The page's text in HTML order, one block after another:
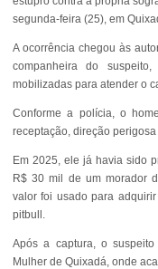
segunda-feira (25), em
A ocorrência chegou às
companheira do
mobilizadas para atender o
Conforme a polícia, o
receptação, direção
Em 2025, ele já havia sido
R$ 30 mil de um morador
valor foi usado para
pitbull.
Após a captura, o
Mulher de Quixadá, onde